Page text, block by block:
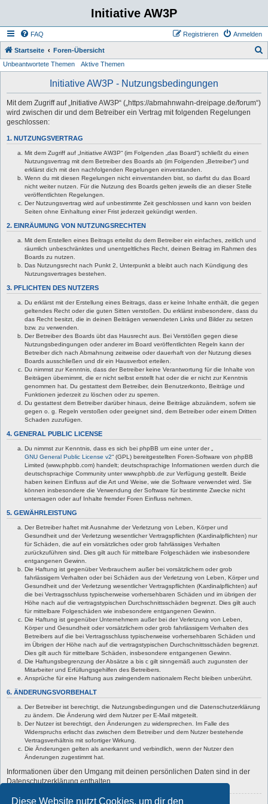
Diese Website nutzt Cookies, um dir den
Initiative AW3P
FAQ Anmelden
Registrieren
Startseite Foren-Übersicht
Unbeantwortete Themen Aktive Themen
Initiative AW3P - Nutzungsbedingungen
Mit dem Zugriff auf „Initiative AW3P“ („https://abmahnwahn-dreipage.de/forum“)
wird zwischen dir und dem Betreiber ein Vertrag mit folgenden Regelungen
geschlossen:
1. NUTZUNGSVERTRAG
Mit dem Zugriff auf „Initiative AW3P“ (im Folgenden „das Board“) schließt du einen
Nutzungsvertrag mit dem Betreiber des Boards ab (im Folgenden „Betreiber“) und
erklärst dich mit den nachfolgenden Regelungen einverstanden.
Wenn du mit diesen Regelungen nicht einverstanden bist, so darfst du das Board
nicht weiter nutzen. Für die Nutzung des Boards gelten jeweils die an dieser Stelle
veröffentlichten Regelungen.
Der Nutzungsvertrag wird auf unbestimmte Zeit geschlossen und kann von beiden
Seiten ohne Einhaltung einer Frist jederzeit gekündigt werden.
2. EINRÄUMUNG VON NUTZUNGSRECHTEN
Mit dem Erstellen eines Beitrags erteilst du dem Betreiber ein einfaches, zeitlich und
räumlich unbeschränktes und unentgeltliches Recht, deinen Beitrag im Rahmen des
Boards zu nutzen.
Das Nutzungsrecht nach Punkt 2, Unterpunkt a bleibt auch nach Kündigung des
Nutzungsvertrages bestehen.
3. PFLICHTEN DES NUTZERS
Du erklärst mit der Erstellung eines Beitrags, dass er keine Inhalte enthält, die gegen
geltendes Recht oder die guten Sitten verstoßen. Du erklärst insbesondere, dass du
das Recht besitzt, die in deinen Beiträgen verwendeten Links und Bilder zu setzen
bzw. zu verwenden.
Der Betreiber des Boards übt das Hausrecht aus. Bei Verstößen gegen diese
Nutzungsbedingungen oder anderer im Board veröffentlichten Regeln kann der
Betreiber dich nach Abmahnung zeitweise oder dauerhaft von der Nutzung dieses
Boards ausschließen und dir ein Hausverbot erteilen.
Du nimmst zur Kenntnis, dass der Betreiber keine Verantwortung für die Inhalte von
Beiträgen übernimmt, die er nicht selbst erstellt hat oder die er nicht zur Kenntnis
genommen hat. Du gestattest dem Betreiber, dein Benutzerkonto, Beiträge und
Funktionen jederzeit zu löschen oder zu sperren.
Du gestattest dem Betreiber darüber hinaus, deine Beiträge abzuändern, sofern sie
gegen o. g. Regeln verstoßen oder geeignet sind, dem Betreiber oder einem Dritten
Schaden zuzufügen.
4. GENERAL PUBLIC LICENSE
Du nimmst zur Kenntnis, dass es sich bei phpBB um eine unter der „
GNU General Public License v2“ (GPL) bereitgestellten Foren-Software von phpBB
Limited (www.phpbb.com) handelt; deutschsprachige Informationen werden durch die
deutschsprachige Community unter www.phpbb.de zur Verfügung gestellt. Beide
haben keinen Einfluss auf die Art und Weise, wie die Software verwendet wird. Sie
können insbesondere die Verwendung der Software für bestimmte Zwecke nicht
untersagen oder auf Inhalte fremder Foren Einfluss nehmen.
5. GEWÄHRLEISTUNG
Der Betreiber haftet mit Ausnahme der Verletzung von Leben, Körper und
Gesundheit und der Verletzung wesentlicher Vertragspflichten (Kardinalpflichten) nur
für Schäden, die auf ein vorsätzliches oder grob fahrlässiges Verhalten
zurückzuführen sind. Dies gilt auch für mittelbare Folgeschäden wie insbesondere
entgangenen Gewinn.
Die Haftung ist gegenüber Verbrauchern außer bei vorsätzlichem oder grob
fahrlässigem Verhalten oder bei Schäden aus der Verletzung von Leben, Körper und
Gesundheit und der Verletzung wesentlicher Vertragspflichten (Kardinalpflichten) auf
die bei Vertragsschluss typischerweise vorhersehbaren Schäden und im übrigen der
Höhe nach auf die vertragstypischen Durchschnittsschäden begrenzt. Dies gilt auch
für mittelbare Folgeschäden wie insbesondere entgangenen Gewinn.
Die Haftung ist gegenüber Unternehmern außer bei der Verletzung von Leben,
Körper und Gesundheit oder vorsätzlichem oder grob fahrlässigem Verhalten des
Betreibers auf die bei Vertragsschluss typischerweise vorhersehbaren Schäden und
im Übrigen der Höhe nach auf die vertragstypischen Durchschnittsschäden begrenzt.
Dies gilt auch für mittelbare Schäden, insbesondere entgangenen Gewinn.
Die Haftungsbegrenzung der Absätze a bis c gilt sinngemäß auch zugunsten der
Mitarbeiter und Erfüllungsgehilfen des Betreibers.
Ansprüche für eine Haftung aus zwingendem nationalem Recht bleiben unberührt.
6. ÄNDERUNGSVORBEHALT
Der Betreiber ist berechtigt, die Nutzungsbedingungen und die Datenschutzerklärung
zu ändern. Die Änderung wird dem Nutzer per E-Mail mitgeteilt.
Der Nutzer ist berechtigt, den Änderungen zu widersprechen. Im Falle des
Widerspruchs erlischt das zwischen dem Betreiber und dem Nutzer bestehende
Vertragsverhältnis mit sofortiger Wirkung.
Die Änderungen gelten als anerkannt und verbindlich, wenn der Nutzer den
Änderungen zugestimmt hat.
Informationen über den Umgang mit deinen persönlichen Daten sind in der
Datenschutzerklärung enthalten.